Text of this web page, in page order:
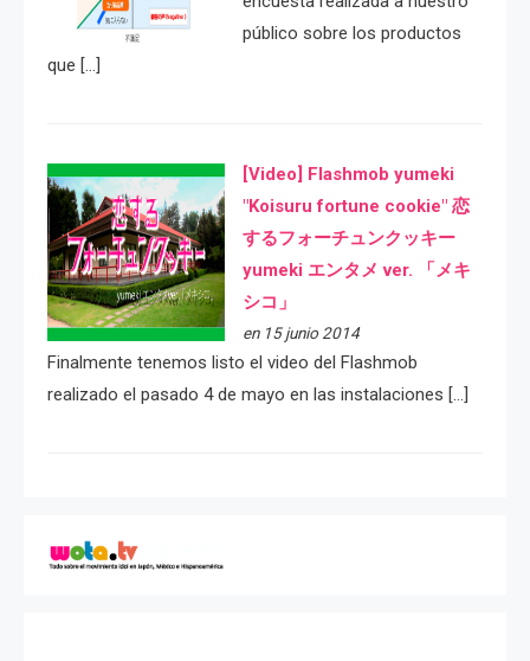
público sobre los productos
que […]
[Video] Flashmob yumeki
"Koisuru fortune cookie" 恋
するフォーチュンクッキー
yumeki エンタメ ver. 「メキ
シコ」
en 15 junio 2014
Finalmente tenemos listo el video del Flashmob
realizado el pasado 4 de mayo en las instalaciones […]